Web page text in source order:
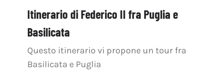
Itinerario di Federico II fra Puglia e
Basilicata
Questo itinerario vi propone un tour fra
Basilicata e Puglia